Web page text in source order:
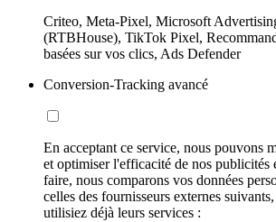
Criteo, Meta-Pixel, Microsoft
(RTBHouse), TikTok Pixel,
basées sur vos clics, Ads Defender
Conversion-Tracking avancé
En acceptant ce service, nous pouvons
et optimiser l'efficacité de nos publicités
faire, nous comparons vos données
celles des fournisseurs externes
utilisiez déjà leurs services :